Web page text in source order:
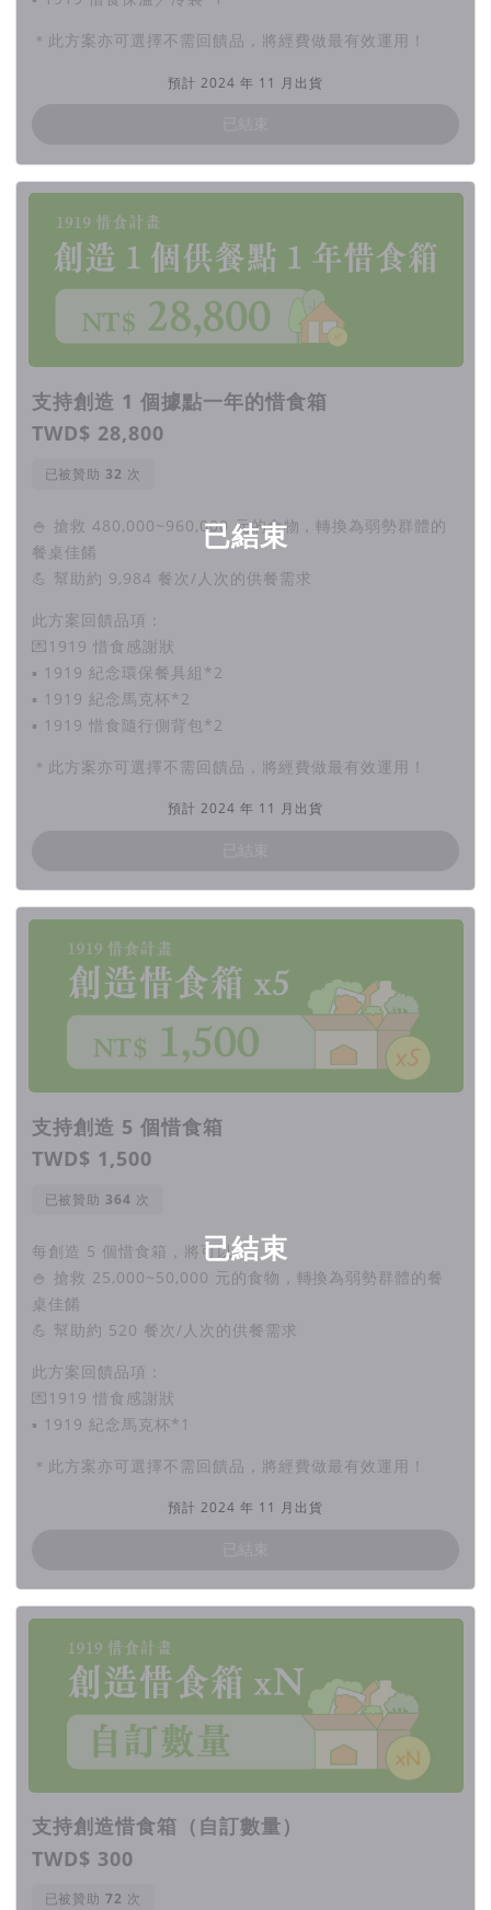
＊此方案亦可選擇不需回饋品，將經費做最有效運用！
預計 2024 年 11 月出貨
已結束
支持創造 1 個據點一年的惜食箱
TWD$ 28,800
已被贊助 次
🍚 搶救 480,000~960,000 元的食物，轉換為弱勢群體的
餐桌佳餚
💪 幫助約 9,984 餐次/人次的供餐需求
此方案回饋品項：
💌1919 惜食感謝狀
▪︎ 1919 紀念環保餐具組*2
▪︎ 1919 紀念馬克杯*2
▪︎ 1919 惜食隨行側背包*2
＊此方案亦可選擇不需回饋品，將經費做最有效運用！
預計 2024 年 11 月出貨
已結束
支持創造 5 個惜食箱
TWD$ 1,500
已被贊助 次
每創造 5 個惜食箱，將可以：
🍚 搶救 25,000~50,000 元的食物，轉換為弱勢群體的餐
桌佳餚
💪 幫助約 520 餐次/人次的供餐需求
此方案回饋品項：
💌1919 惜食感謝狀
▪︎ 1919 紀念馬克杯*1
＊此方案亦可選擇不需回饋品，將經費做最有效運用！
預計 2024 年 11 月出貨
支持創造惜食箱（自訂數量）
TWD$ 300
已被贊助 次